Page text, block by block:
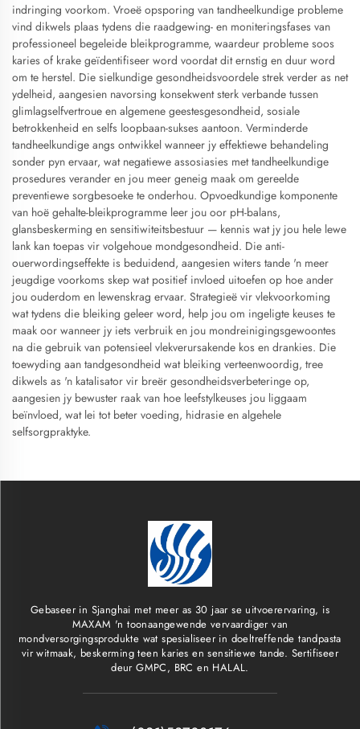
indringing voorkom. Vroeë opsporing van tandheelkundige probleme
vind dikwels plaas tydens die raadgewing- en moniteringsfases van
professioneel begeleide bleikprogramme, waardeur probleme soos
karies of krake geïdentifiseer word voordat dit ernstig en duur word
om te herstel. Die sielkundige gesondheidsvoordele strek verder as net
ydelheid, aangesien navorsing konsekwent sterk verbande tussen
glimlagselfvertroue en algemene geestesgesondheid, sosiale
betrokkenheid en selfs loopbaan-sukses aantoon. Verminderde
tandheelkundige angs ontwikkel wanneer jy effektiewe behandeling
sonder pyn ervaar, wat negatiewe assosiasies met tandheelkundige
prosedures verander en jou meer geneig maak om gereelde
preventiewe sorgbesoeke te onderhou. Opvoedkundige komponente
van hoë gehalte-bleikprogramme leer jou oor pH-balans,
glansbeskerming en sensitiwiteitsbestuur — kennis wat jy jou hele lewe
lank kan toepas vir volgehoue mondgesondheid. Die anti-
ouerwordingseffekte is beduidend, aangesien witers tande 'n meer
jeugdige voorkoms skep wat positief invloed uitoefen op hoe ander
jou ouderdom en lewenskrag ervaar. Strategieë vir vlekvoorkoming
wat tydens die bleiking geleer word, help jou om ingeligte keuses te
maak oor wanneer jy iets verbruik en jou mondreinigingsgewoontes
na die gebruik van potensieel vlekverursakende kos en drankies. Die
toewyding aan tandgesondheid wat bleiking verteenwoordig, tree
dikwels as 'n katalisator vir breër gesondheidsverbeteringe op,
aangesien jy bewuster raak van hoe leefstylkeuses jou liggaam
beïnvloed, wat lei tot beter voeding, hidrasie en algehele
selfsorgpraktyke.
Gebaseer in Sjanghai met meer as 30 jaar se uitvoerervaring, is
MAXAM 'n toonaangewende vervaardiger van
mondversorgingsprodukte wat spesialiseer in doeltreffende tandpasta
vir witmaak, beskerming teen karies en sensitiewe tande. Sertifiseer
deur GMPC, BRC en HALAL.